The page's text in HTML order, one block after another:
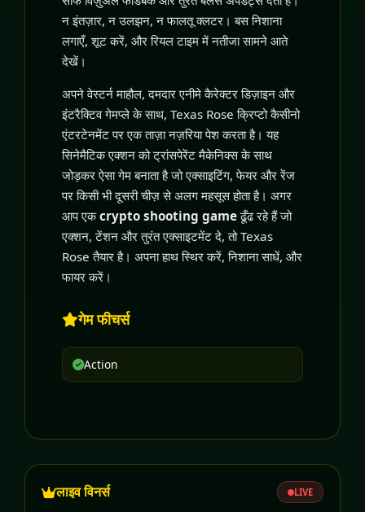
न इंतज़ार, न उलझन, न फालतू क्लटर। बस निशाना
लगाएँ, शूट करें, और रियल टाइम में नतीजा सामने आते
देखें।
अपने वेस्टर्न माहौल, दमदार एनीमे कैरेक्टर डिज़ाइन और
इंटरैक्टिव गेमप्ले के साथ, Texas Rose क्रिप्टो कैसीनो
एंटरटेनमेंट पर एक ताज़ा नज़रिया पेश करता है। यह
सिनेमैटिक एक्शन को ट्रांसपेरेंट मैकेनिक्स के साथ
जोड़कर ऐसा गेम बनाता है जो एक्साइटिंग, फेयर और रेंज
पर किसी भी दूसरी चीज़ से अलग महसूस होता है। अगर
आप एकcrypto shooting gameढूँढ रहे हैं जो
एक्शन, टेंशन और तुरंत एक्साइटमेंट दे, तो Texas
Rose तैयार है। अपना हाथ स्थिर करें, निशाना साधें, और
फायर करें।
गेम फीचर्स
Action
लाइव विनर्स LIVE